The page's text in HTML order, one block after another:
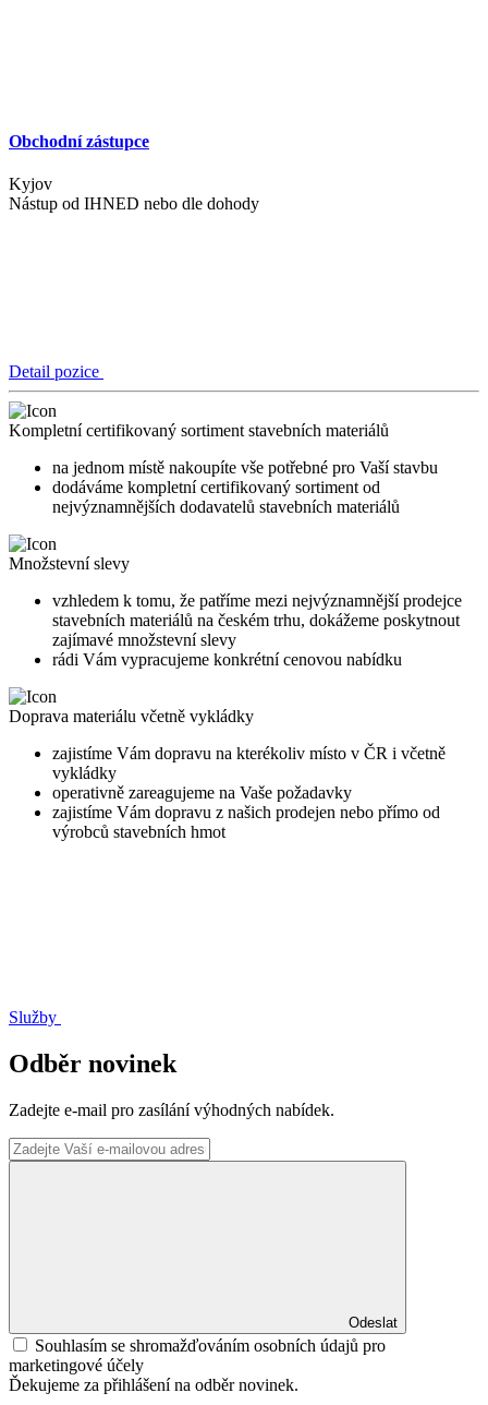
Obchodní zástupce
Kyjov
Nástup od IHNED nebo dle dohody
Detail pozice
Kompletní certifikovaný sortiment stavebních materiálů
na jednom místě nakoupíte vše potřebné pro Vaší stavbu
dodáváme kompletní certifikovaný sortiment od
nejvýznamnějších dodavatelů stavebních materiálů
Množstevní slevy
vzhledem k tomu, že patříme mezi nejvýznamnější prodejce
stavebních materiálů na českém trhu, dokážeme poskytnout
zajímavé množstevní slevy
rádi Vám vypracujeme konkrétní cenovou nabídku
Doprava materiálu včetně vykládky
zajistíme Vám dopravu na kterékoliv místo v ČR i včetně
vykládky
operativně zareagujeme na Vaše požadavky
zajistíme Vám dopravu z našich prodejen nebo přímo od
výrobců stavebních hmot
Služby
Odběr novinek
Zadejte e-mail pro zasílání výhodných nabídek.
Odeslat
Souhlasím se shromažďováním osobních údajů pro
marketingové účely
Ďekujeme za přihlášení na odběr novinek.